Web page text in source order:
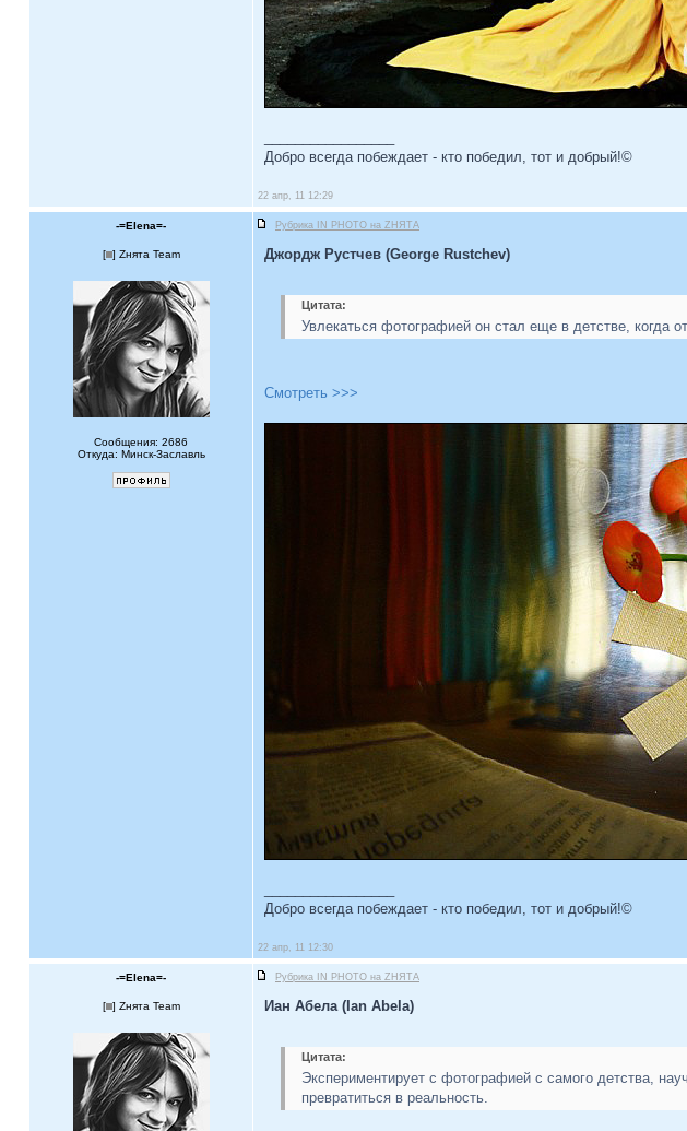
Добро всегда побеждает - кто победил, тот и добрый!©
22 апр, 11 12:29
-=Elena=- Рубрика IN PHOTO на ZНЯТА
[ ] Zнята Team
Сообщения: 2686
Откуда: Минск-Заславль
Джордж Рустчев (George Rustchev)
Цитата:
Увлекаться фотографией он стал еще в детстве,
Смотреть >>>
Добро всегда побеждает - кто победил, тот и добрый!©
22 апр, 11 12:30
-=Elena=- Рубрика IN PHOTO на ZНЯТА
[ ] Zнята Team Иан Абела (Ian Abela)
Цитата:
Экспериментирует с фотографией с самого детства,
превратиться в реальность.